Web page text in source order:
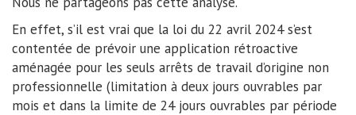
En effet, s’il est vrai que la loi du 22 avril 2024 s’est
contentée de prévoir une application rétroactive
aménagée pour les seuls arrêts de travail d’origine non
professionnelle (limitation à deux jours ouvrables par
mois et dans la limite de 24 jours ouvrables par période